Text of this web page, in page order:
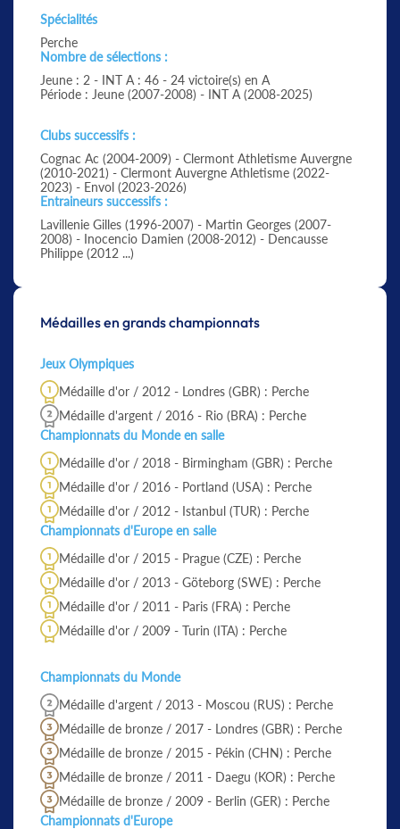
Spécialités
Perche
Nombre de sélections :
Jeune : 2 - INT A : 46 - 24 victoire(s) en A
Période : Jeune (2007-2008) - INT A (2008-2025)
Clubs successifs :
Cognac Ac (2004-2009) - Clermont Athletisme Auvergne
(2010-2021) - Clermont Auvergne Athletisme (2022-
2023) - Envol (2023-2026)
Entraineurs successifs :
Lavillenie Gilles (1996-2007) - Martin Georges (2007-
2008) - Inocencio Damien (2008-2012) - Dencausse
Philippe (2012 ...)
Médailles en grands championnats
Jeux Olympiques
Médaille d'or / 2012 - Londres (GBR) : Perche
Médaille d'argent / 2016 - Rio (BRA) : Perche
Championnats du Monde en salle
Médaille d'or / 2018 - Birmingham (GBR) : Perche
Médaille d'or / 2016 - Portland (USA) : Perche
Médaille d'or / 2012 - Istanbul (TUR) : Perche
Championnats d'Europe en salle
Médaille d'or / 2015 - Prague (CZE) : Perche
Médaille d'or / 2013 - Göteborg (SWE) : Perche
Médaille d'or / 2011 - Paris (FRA) : Perche
Médaille d'or / 2009 - Turin (ITA) : Perche
Championnats du Monde
Médaille d'argent / 2013 - Moscou (RUS) : Perche
Médaille de bronze / 2017 - Londres (GBR) : Perche
Médaille de bronze / 2015 - Pékin (CHN) : Perche
Médaille de bronze / 2011 - Daegu (KOR) : Perche
Médaille de bronze / 2009 - Berlin (GER) : Perche
Championnats d'Europe